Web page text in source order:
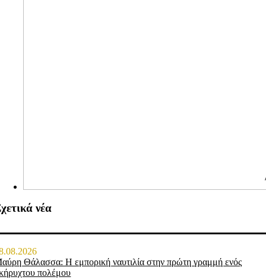
νέα
Θάλασσα: Η εμπορική ναυτιλία στην πρώτη γραμμή ενός
πολέμου